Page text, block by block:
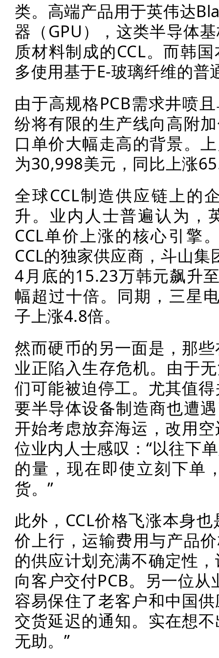
类。高端产品用于英伟达
器（GPU），这类半导体
质材料制成的CCL。而韩
多使用基于E-玻璃纤维的普
由于高规格PCB需求井喷
纷将有限的生产线向高附
口单价大幅走高的背景。
为30,998美元，同比上涨
全球CCL制造供应链上的
升。业内人士普遍认为，
CCL单价上涨的核心引擎
CCL的独家供应商，斗山
4月底的15.23万韩元飙升
幅超过十倍。同期，三星
子上涨4.8倍。
然而硬币的另一面是，那
业正陷入生存危机。由于
们可能被迫停工。尤其值
要半导体设备制造商也遭
开始考虑放弃海运，改用
位业内人士感叹：“以往下
的量，现在即使立刻下单
货。”
此外，CCL价格飞涨本身
价上行，运输费用与产品
的供应计划充满不确定性
向客户交付PCB。另一位
容易保住了老客户和中国
交货延迟的通知。实在想
无助。”